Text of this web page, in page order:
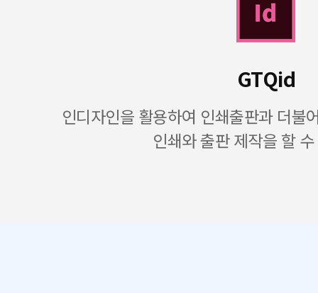
GTQid
인디자인을 활용하여 인쇄출판과 더불
인쇄와 출판 제작을 할